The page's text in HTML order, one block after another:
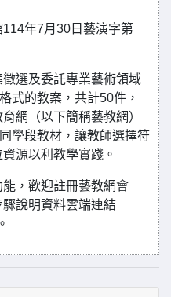
年7月30日藝演字第
選及委託專業藝術領域
式的教案，共計50件，
網（以下簡稱藝教網）
學段教材，讓教師選擇符
源以利教學實踐。
，歡迎註冊藝教網會
說明資料雲端連結